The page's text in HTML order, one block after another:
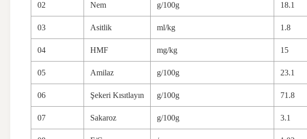
02 Nem g/100g 18.1
03 Asitlik ml/kg 1.8
04 HMF mg/kg 15
05 Amilaz g/100g 23.1
06 Şekeri Kısıtlayın g/100g 71.8
07 Sakaroz g/100g 3.1